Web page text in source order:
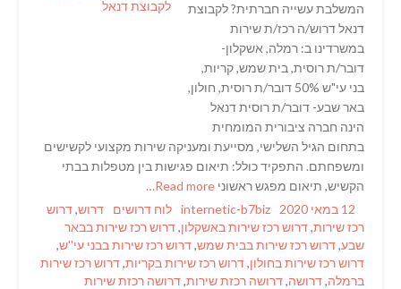
המשלבת עשייה חברתית? לקבוצת
דנאל דרוש/ה רכז/ת שירות
במשרדינו ב: רמלה, אשקלון-
דובר/ת רוסית, בית שמש, קריות,
בני עי"ש 50% דובר/ת רוסית, חולון,
באר שבע- דובר/ת רוסית דנאל
הינה חברה ציבורית המומחית
בתחום הגיל השלישי, מסייעת ומעניקה שירות מקצועי לקשישים
ומשפחתם. התפקיד כולל: תיאום פגישות בין מטפלות בבתי
הקשיש, תיאום מפגש ראשוני
Posted
on
12 במאי 2020 Author
internetic-b7biz
Categories
לוח דרושים Tags
דרוש,דרוש
רכז שירות,דרוש רכז שירות באשקלון,דרוש רכז שירות בבאר
שבע,דרוש רכז שירות בבית שמש,דרוש רכז שירות בבני עי''ש,
דרוש רכז שירות בחולון,דרוש רכז שירות בקריות,דרוש רכז שירות
ברמלה,דרושה,דרושה רכזת שירות,דרושה רכזת שירות